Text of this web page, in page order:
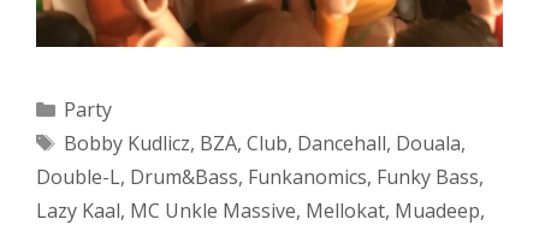
Kategorien
Party
Schlagwörter
Bobby Kudlicz, BZA, Club, Dancehall, Douala,
Double-L, Drum&Bass, Funkanomics, Funky Bass,
Lazy Kaal, MC Unkle Massive, Mellokat, Muadeep,